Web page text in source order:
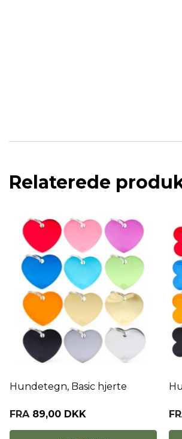
Relaterede
Hundetegn, Basic ben
FRA 89,00 DKK